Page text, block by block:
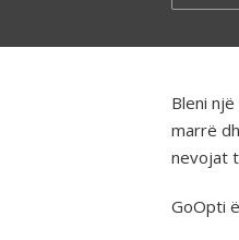
Bleni
marrë
nevojat
GoOpti